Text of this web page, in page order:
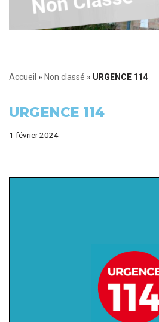
Accueil » Non classé » URGENCE 114
URGENCE 114
1 février 2024